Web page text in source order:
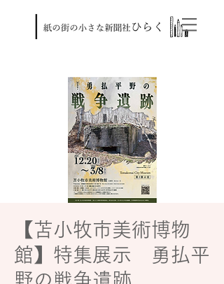
【苫小牧市美術博物
館】特集展示 勇払平
野の戦争遺跡